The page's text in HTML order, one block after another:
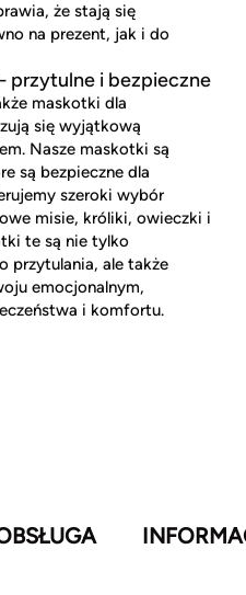
że stają się
na prezent, jak i do
przytulne i bezpieczne
maskotki dla
się wyjątkową
Nasze maskotki są
są bezpieczne dla
szeroki wybór
misie, króliki, owieczki i
te są nie tylko
przytulania, ale także
emocjonalnym,
i komfortu.